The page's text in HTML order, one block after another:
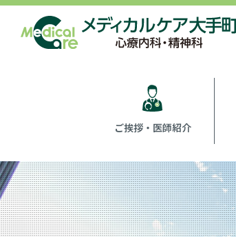
ご挨拶・医師紹介